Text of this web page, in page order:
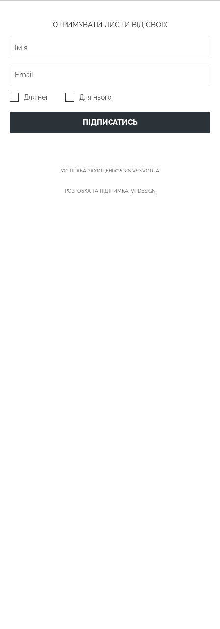
ОТРИМУВАТИ ЛИСТИ ВІД СВОЇХ
Для неї Для нього
ПІДПИСАТИСЬ
УСІ ПРАВА ЗАХИЩЕНІ ©2026 VSISVOI.UA
РОЗРОБКА ТА ПІДТРИМКА: VIPDESIGN